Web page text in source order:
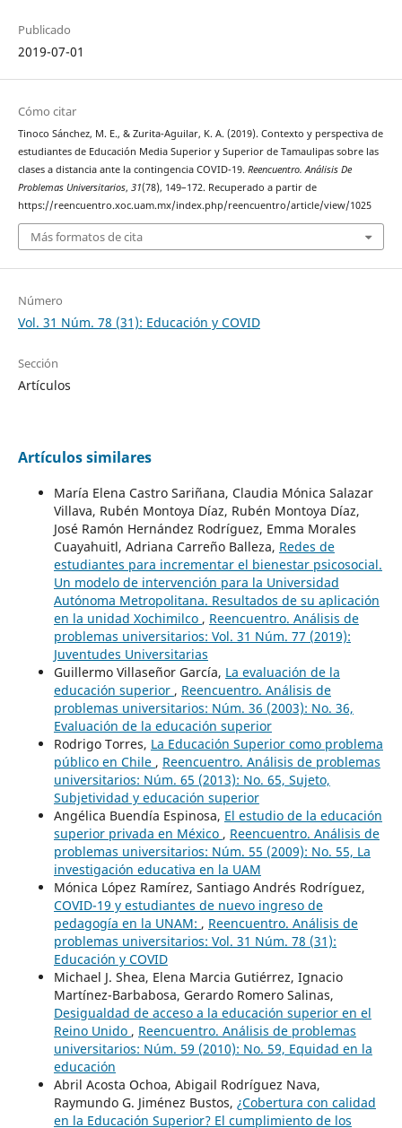
Publicado
2019-07-01
Cómo citar
Tinoco Sánchez, M. E., & Zurita-Aguilar, K. A. (2019). Contexto y perspectiva de
estudiantes de Educación Media Superior y Superior de Tamaulipas sobre las
clases a distancia ante la contingencia COVID-19. Reencuentro. Análisis De
Problemas Universitarios, 31(78), 149–172. Recuperado a partir de
https://reencuentro.xoc.uam.mx/index.php/reencuentro/article/view/1025
Más formatos de cita
Número
Vol. 31 Núm. 78 (31): Educación y COVID
Sección
Artículos
Artículos similares
María Elena Castro Sariñana, Claudia Mónica Salazar
Villava, Rubén Montoya Díaz, Rubén Montoya Díaz,
José Ramón Hernández Rodríguez, Emma Morales
Cuayahuitl, Adriana Carreño Balleza, Redes de
estudiantes para incrementar el bienestar psicosocial.
Un modelo de intervención para la Universidad
Autónoma Metropolitana. Resultados de su aplicación
en la unidad Xochimilco , Reencuentro. Análisis de
problemas universitarios: Vol. 31 Núm. 77 (2019):
Juventudes Universitarias
Guillermo Villaseñor García, La evaluación de la
educación superior , Reencuentro. Análisis de
problemas universitarios: Núm. 36 (2003): No. 36,
Evaluación de la educación superior
Rodrigo Torres, La Educación Superior como problema
público en Chile , Reencuentro. Análisis de problemas
universitarios: Núm. 65 (2013): No. 65, Sujeto,
Subjetividad y educación superior
Angélica Buendía Espinosa, El estudio de la educación
superior privada en México , Reencuentro. Análisis de
problemas universitarios: Núm. 55 (2009): No. 55, La
investigación educativa en la UAM
Mónica López Ramírez, Santiago Andrés Rodríguez,
COVID-19 y estudiantes de nuevo ingreso de
pedagogía en la UNAM: , Reencuentro. Análisis de
problemas universitarios: Vol. 31 Núm. 78 (31):
Educación y COVID
Michael J. Shea, Elena Marcia Gutiérrez, Ignacio
Martínez-Barbabosa, Gerardo Romero Salinas,
Desigualdad de acceso a la educación superior en el
Reino Unido , Reencuentro. Análisis de problemas
universitarios: Núm. 59 (2010): No. 59, Equidad en la
educación
Abril Acosta Ochoa, Abigail Rodríguez Nava,
Raymundo G. Jiménez Bustos, ¿Cobertura con calidad
en la Educación Superior? El cumplimiento de los